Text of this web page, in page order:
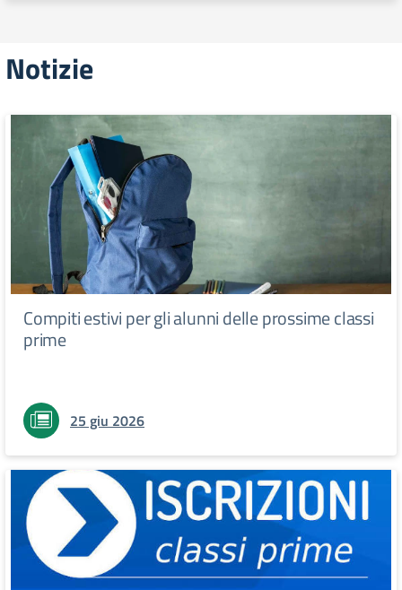
Notizie
Compiti estivi per gli alunni delle prossime classi
prime
25 giu 2026